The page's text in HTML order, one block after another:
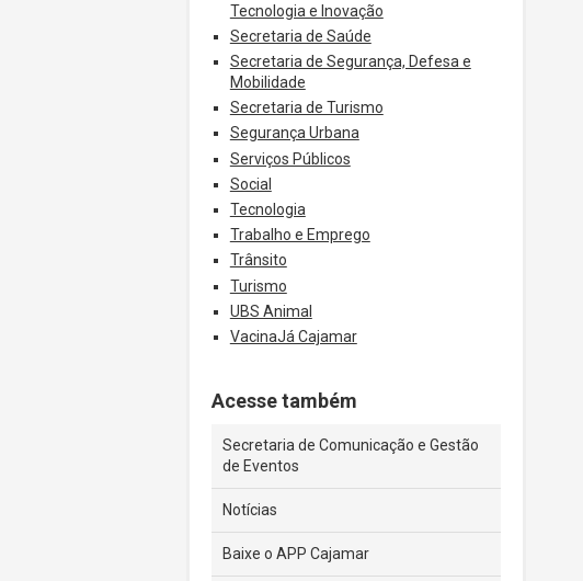
Tecnologia e Inovação
Secretaria de Saúde
Secretaria de Segurança, Defesa e
Mobilidade
Secretaria de Turismo
Segurança Urbana
Serviços Públicos
Social
Tecnologia
Trabalho e Emprego
Trânsito
Turismo
UBS Animal
VacinaJá Cajamar
Acesse também
Secretaria de Comunicação e Gestão
de Eventos
Notícias
Baixe o APP Cajamar